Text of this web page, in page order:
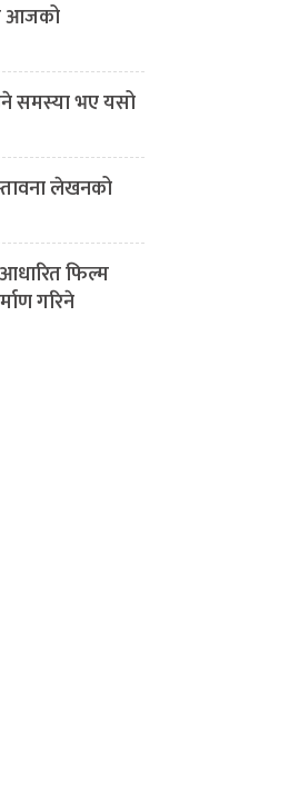
आजको
समस्या भए यसो
लेखनको
फिल्म
गरिने